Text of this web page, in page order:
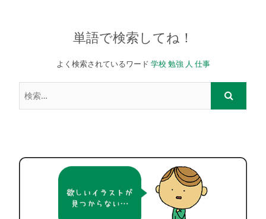
単語で検索してね！
よく検索されているワード 学校 勉強 人 仕事